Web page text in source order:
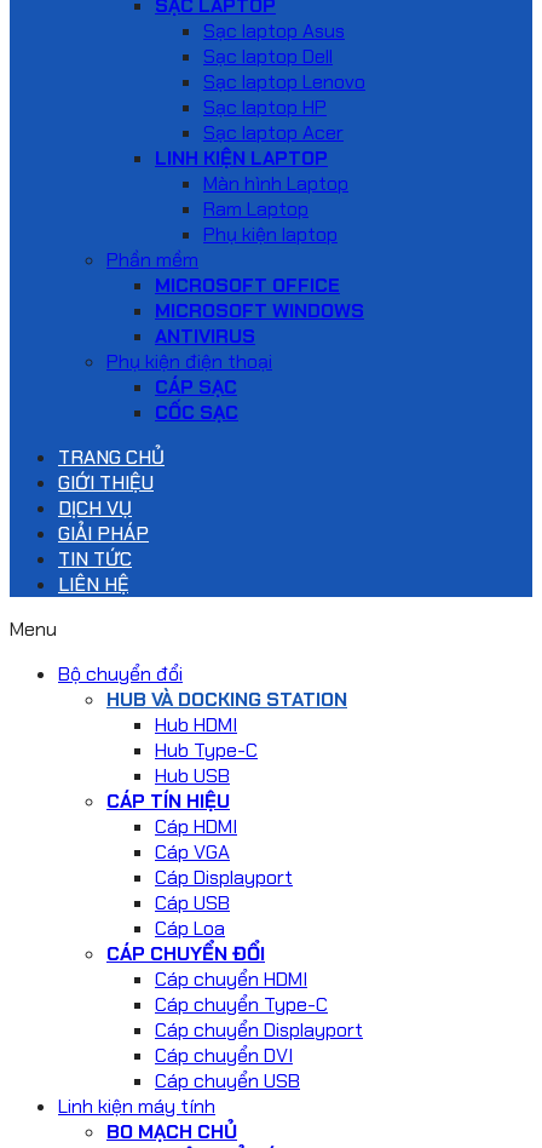
SẠC LAPTOP
Sạc laptop Asus
Sạc laptop Dell
Sạc laptop Lenovo
Sạc laptop HP
Sạc laptop Acer
LINH KIỆN LAPTOP
Màn hình Laptop
Ram Laptop
Phụ kiện laptop
Phần mềm
MICROSOFT OFFICE
MICROSOFT WINDOWS
ANTIVIRUS
Phụ kiện điện thoại
CÁP SẠC
CỐC SẠC
TRANG CHỦ
GIỚI THIỆU
DỊCH VỤ
GIẢI PHÁP
TIN TỨC
LIÊN HỆ
Menu
Bộ chuyển đổi
HUB VÀ DOCKING STATION
Hub HDMI
Hub Type-C
Hub USB
CÁP TÍN HIỆU
Cáp HDMI
Cáp VGA
Cáp Displayport
Cáp USB
Cáp Loa
CÁP CHUYỂN ĐỔI
Cáp chuyển HDMI
Cáp chuyển Type-C
Cáp chuyển Displayport
Cáp chuyển DVI
Cáp chuyển USB
Linh kiện máy tính
BO MẠCH CHỦ